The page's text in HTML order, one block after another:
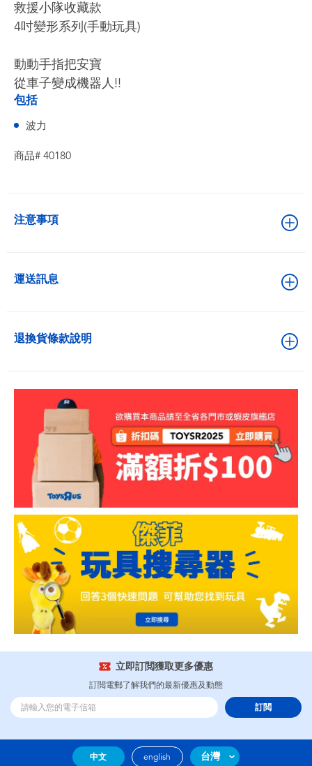
生活雜貨
救援小隊收藏款
4吋變形系列(手動玩具)
動動手指把安寶
從車子變成機器人!!
包括
波力
商品# 40180
注意事項
運送訊息
退換貨條款說明
立即訂閲獲取更多優惠
訂閲電郵了解我們的最新優惠及動態
訂閲
中文 english 台灣